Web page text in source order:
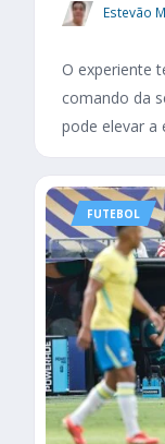
Estevão
O experiente
comando da
pode elevar a
FUTEBOL